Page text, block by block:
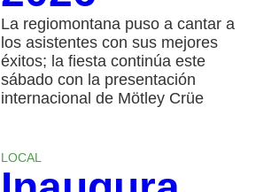
La regiomontana puso a cantar a
los asistentes con sus mejores
éxitos; la fiesta continúa este
sábado con la presentación
internacional de Mötley Crüe
LOCAL